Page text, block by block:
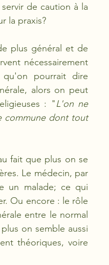
de caution à la
la praxis?
plus général et de
nécessairement
pourrait dire
alors on peut
: "L'on ne
commune dont tout
fait que plus on se
Le médecin, par
un malade; ce qui
Ou encore : le rôle
entre le normal
on semble aussi
théoriques, voire